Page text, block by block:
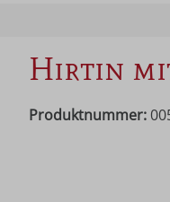
Hirtin
Produktnummer: